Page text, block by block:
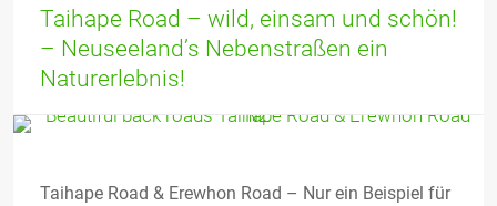
Taihape Road – wild, einsam und schön!
– Neuseeland’s Nebenstraßen ein
Naturerlebnis!
Taihape Road & Erewhon Road – Nur ein Beispiel für